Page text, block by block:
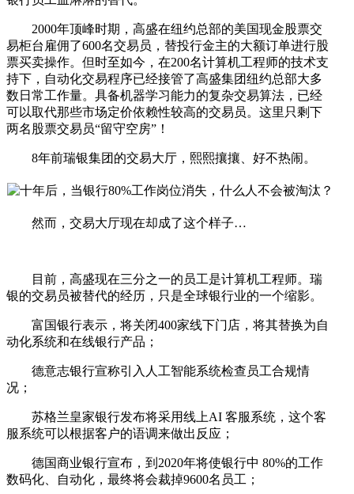
2000年顶峰时期，高盛在纽约总部的美国现金股票交
易柜台雇佣了600名交易员，替投行金主的大额订单进行股
票买卖操作。但时至如今，在200名计算机工程师的技术支
持下，自动化交易程序已经接管了高盛集团纽约总部大多
数日常工作量。具备机器学习能力的复杂交易算法，已经
可以取代那些市场定价依赖性较高的交易员。这里只剩下
两名股票交易员“留守空房”！
8年前瑞银集团的交易大厅，熙熙攘攘、好不热闹。
然而，交易大厅现在却成了这个样子…
目前，高盛现在三分之一的员工是计算机工程师。瑞
银的交易员被替代的经历，只是全球银行业的一个缩影。
富国银行表示，将关闭400家线下门店，将其替换为自
动化系统和在线银行产品；
德意志银行宣称引入人工智能系统检查员工合规情
况；
苏格兰皇家银行发布将采用线上AI 客服系统，这个客
服系统可以根据客户的语调来做出反应；
德国商业银行宣布，到2020年将使银行中 80%的工作
数码化、自动化，最终将会裁掉9600名员工；